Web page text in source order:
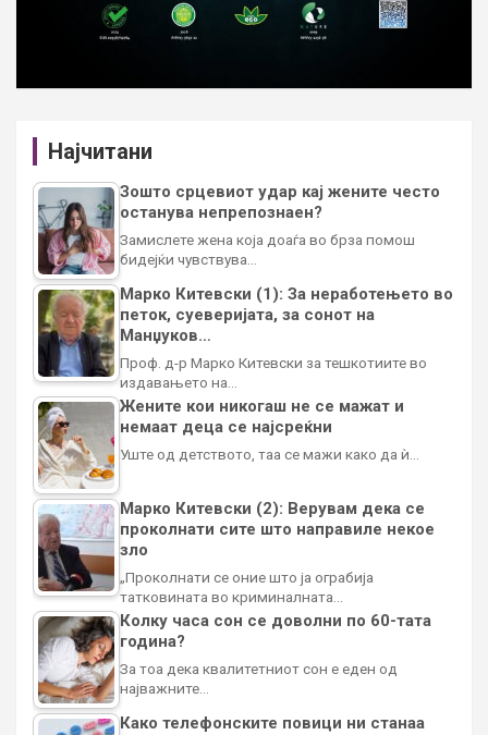
Најчитани
Зошто срцевиот удар кај жените често
останува непрепознаен?
Замислете жена која доаѓа во брза помош
бидејќи чувствува…
Марко Китевски (1): За неработењето во
петок, суеверијата, за сонот на
Манџуков…
Проф. д-р Марко Китевски за тешкотиите во
издавањето на…
Жените кои никогаш не се мажат и
немаат деца се најсреќни
Уште од детството, таа се мажи како да ѝ…
Марко Китевски (2): Верувам дека се
проколнати сите што направиле некое
зло
„Проколнати се оние што ја ограбија
татковината во криминалната…
Колку часа сон се доволни по 60-тата
година?
За тоа дека квалитетниот сон е еден од
најважните…
Како телефонските повици ни станаа